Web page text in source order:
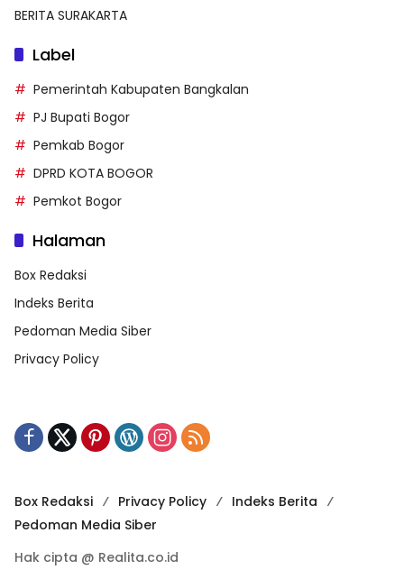
BERITA SURAKARTA
Label
Pemerintah Kabupaten Bangkalan
PJ Bupati Bogor
Pemkab Bogor
DPRD KOTA BOGOR
Pemkot Bogor
Halaman
Box Redaksi
Indeks Berita
Pedoman Media Siber
Privacy Policy
Box Redaksi Privacy Policy
Indeks Berita
Pedoman Media Siber
Hak cipta @ Realita.co.id